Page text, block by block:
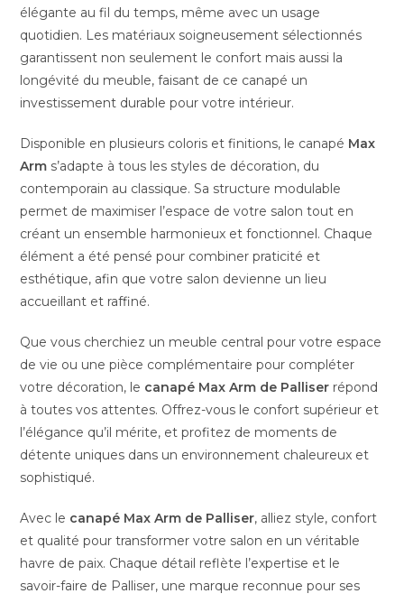
élégante au fil du temps, même avec un usage
quotidien. Les matériaux soigneusement sélectionnés
garantissent non seulement le confort mais aussi la
longévité du meuble, faisant de ce canapé un
investissement durable pour votre intérieur.
Disponible en plusieurs coloris et finitions, le canapé Max
Arm s’adapte à tous les styles de décoration, du
contemporain au classique. Sa structure modulable
permet de maximiser l’espace de votre salon tout en
créant un ensemble harmonieux et fonctionnel. Chaque
élément a été pensé pour combiner praticité et
esthétique, afin que votre salon devienne un lieu
accueillant et raffiné.
Que vous cherchiez un meuble central pour votre espace
de vie ou une pièce complémentaire pour compléter
votre décoration, le canapé Max Arm de Palliser répond
à toutes vos attentes. Offrez-vous le confort supérieur et
l’élégance qu’il mérite, et profitez de moments de
détente uniques dans un environnement chaleureux et
sophistiqué.
Avec le canapé Max Arm de Palliser, alliez style, confort
et qualité pour transformer votre salon en un véritable
havre de paix. Chaque détail reflète l’expertise et le
savoir-faire de Palliser, une marque reconnue pour ses